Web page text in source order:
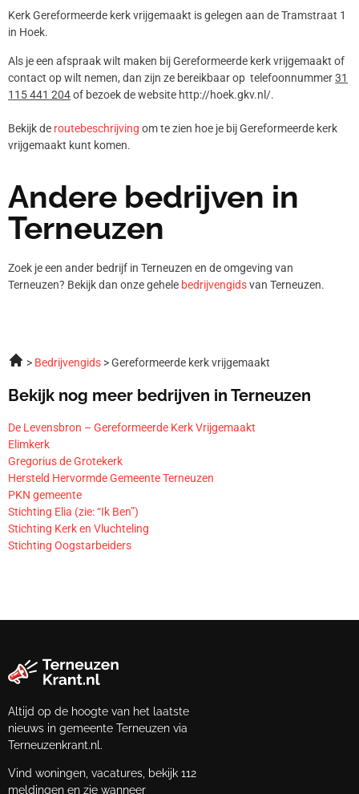
Kerk Gereformeerde kerk vrijgemaakt is gelegen aan de Tramstraat 1
in Hoek.
Als je een afspraak wilt maken bij Gereformeerde kerk vrijgemaakt of
contact op wilt nemen, dan zijn ze bereikbaar op telefoonnummer31
115 441 204of bezoek de website http://hoek.gkv.nl/.
Bekijk de routebeschrijving om te zien hoe je bij Gereformeerde kerk
vrijgemaakt kunt komen.
Andere bedrijven in
Terneuzen
Zoek je een ander bedrijf in Terneuzen en de omgeving van
Terneuzen? Bekijk dan onze gehele bedrijvengidsvan Terneuzen.
Bedrijvengids Gereformeerde kerk vrijgemaakt
Bekijk nog meer bedrijven in Terneuzen
De Levensbron – Gereformeerde Kerk Vrijgemaakt
Elimkerk
Gregorius de Grotekerk
Hersteld Hervormde Gemeente Terneuzen
PKN gemeente
Stichting Elia (zie: “Ik Ben”)
Stichting Kerk en Vluchteling
Stichting Oogstarbeiders
Altijd op de hoogte van het laatste
nieuws in gemeente Terneuzen via
Terneuzenkrant.nl.
Vind woningen, vacatures, bekijk 112
meldingen en zie wanneer